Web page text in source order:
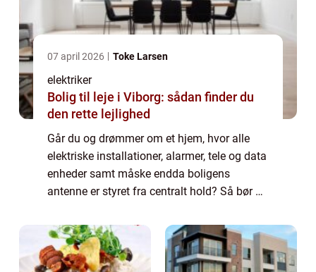
07 april 2026 Toke Larsen
elektriker
Bolig til leje i Viborg: sådan finder du
den rette lejlighed
Går du og drømmer om et hjem, hvor alle
elektriske installationer, alarmer, tele og data
enheder samt måske endda boligens
antenne er styret fra centralt hold? Så bør du
eller elektriker, som er specialis...